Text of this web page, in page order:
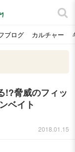
ブログ カルチャー
!?脅威のフィッ
ベイト
2018.01.15